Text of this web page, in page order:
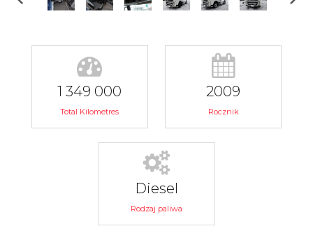
1 349 000
Total Kilometres
2009
Rocznik
Diesel
Rodzaj paliwa